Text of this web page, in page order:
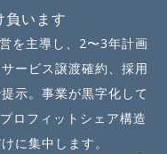
負います
を主導し、2〜3年計画
ービス譲渡確約、採用
示。事業が黒字化して
ロフィットシェア構造
に集中します。